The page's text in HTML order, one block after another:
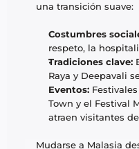
una transición suave:
Costumbres
respeto, la
Tradiciones clave:
Raya y Deepavali
Eventos:
Town y el Festival
atraen visitantes
Mudarse a Malasia